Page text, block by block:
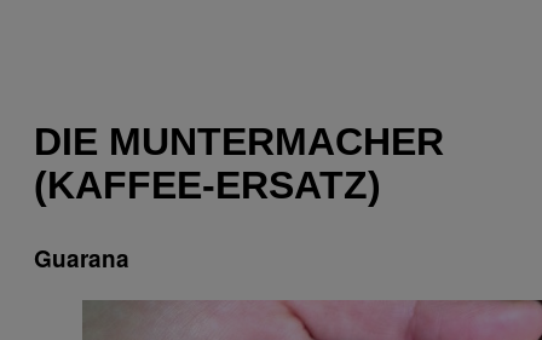
DIE MUNTERMACHER
(KAFFEE-ERSATZ)
Guarana